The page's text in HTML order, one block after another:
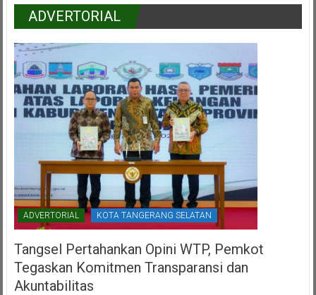
ADVERTORIAL
ADVERTORIAL KOTA TANGERANG SELATAN
Tangsel Pertahankan Opini WTP, Pemkot
Tegaskan Komitmen Transparansi dan
Akuntabilitas